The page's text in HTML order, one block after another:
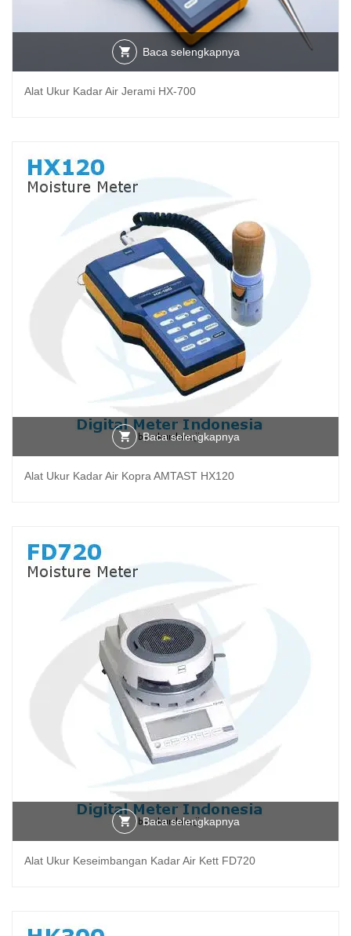
Baca selengkapnya
Alat Ukur Kadar Air Jerami HX-700
Baca selengkapnya
Alat Ukur Kadar Air Kopra AMTAST HX120
Baca selengkapnya
Alat Ukur Keseimbangan Kadar Air Kett FD720